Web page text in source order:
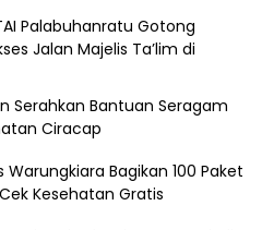
Palabuhanratu Gotong
Jalan Majelis Ta’lim di
Serahkan Bantuan Seragam
Ciracap
Warungkiara Bagikan 100 Paket
Kesehatan Gratis